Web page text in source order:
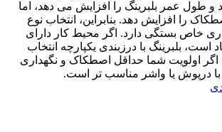
و طول عمر بلبرینگ را افزایش می دهد، اما
را افزایش دهد. بنابراین، انتخاب نوع
خاص بستگی دارد. اگر محیط کار دارای
است، بلبرینگ با درزبندی یکپارچه انتخاب
اگر اولویت شما حداقل اصطکاک و نگهداری
با درپوش یا واشر مناسب تر است.